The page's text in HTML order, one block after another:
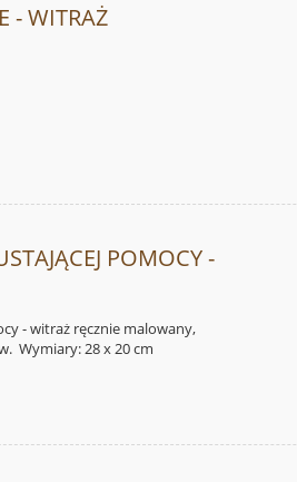
- WITRAŻ
POMOCY -
- witraż ręcznie malowany,
Wymiary: 28 x 20 cm